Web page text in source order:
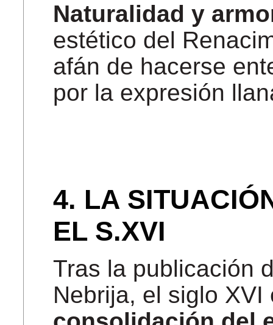
Naturalidad y
estético del
afán de hacerse
por la expresión
4. LA
EL S.XVI
Tras la publicación
Nebrija, el siglo